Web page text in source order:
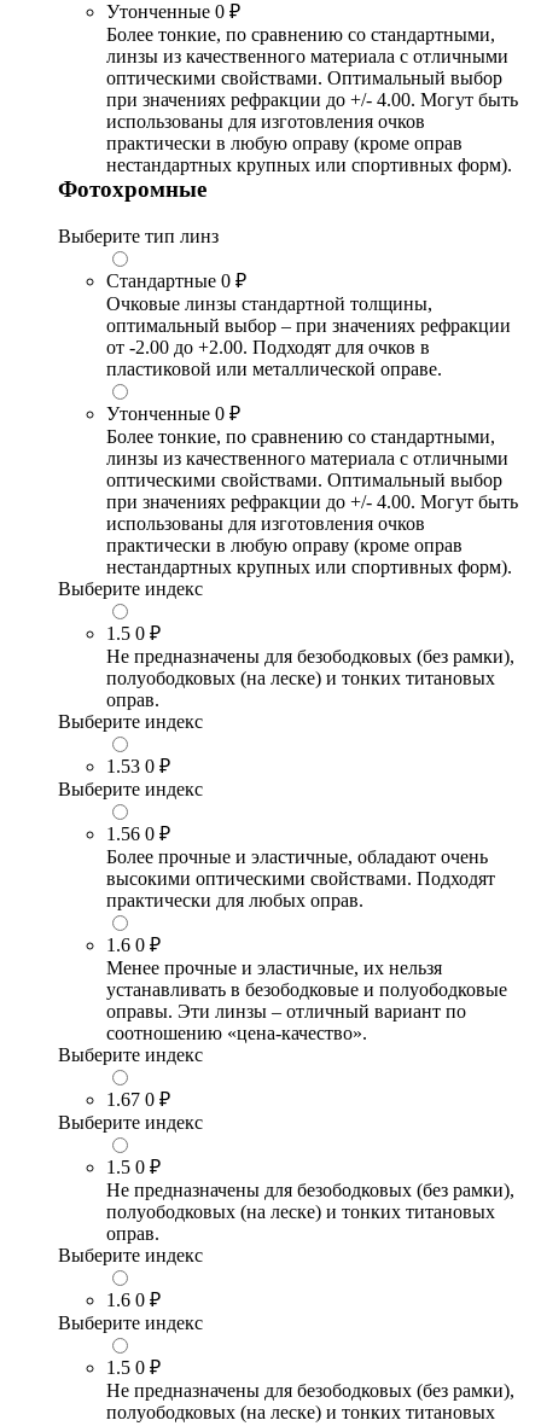
Утонченные 0 ₽
Более тонкие, по сравнению со стандартными,
линзы из качественного материала с отличными
оптическими свойствами. Оптимальный выбор
при значениях рефракции до +/- 4.00. Могут быть
использованы для изготовления очков
практически в любую оправу (кроме оправ
нестандартных крупных или спортивных форм).
Фотохромные
Выберите тип линз
Стандартные 0 ₽
Очковые линзы стандартной толщины,
оптимальный выбор – при значениях рефракции
от -2.00 до +2.00. Подходят для очков в
пластиковой или металлической оправе.
Утонченные 0 ₽
Более тонкие, по сравнению со стандартными,
линзы из качественного материала с отличными
оптическими свойствами. Оптимальный выбор
при значениях рефракции до +/- 4.00. Могут быть
использованы для изготовления очков
практически в любую оправу (кроме оправ
нестандартных крупных или спортивных форм).
Выберите индекс
1.5 0 ₽
Не предназначены для безободковых (без рамки),
полуободковых (на леске) и тонких титановых
оправ.
Выберите индекс
1.53 0 ₽
Выберите индекс
1.56 0 ₽
Более прочные и эластичные, обладают очень
высокими оптическими свойствами. Подходят
практически для любых оправ.
1.6 0 ₽
Менее прочные и эластичные, их нельзя
устанавливать в безободковые и полуободковые
оправы. Эти линзы – отличный вариант по
соотношению «цена-качество».
Выберите индекс
1.67 0 ₽
Выберите индекс
1.5 0 ₽
Не предназначены для безободковых (без рамки),
полуободковых (на леске) и тонких титановых
оправ.
Выберите индекс
1.6 0 ₽
Выберите индекс
1.5 0 ₽
Не предназначены для безободковых (без рамки),
полуободковых (на леске) и тонких титановых